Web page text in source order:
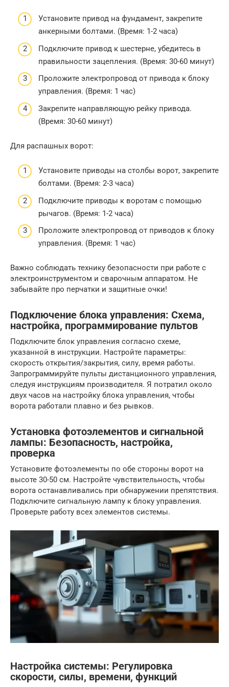
Установите привод на фундамент, закрепите
анкерными болтами. (Время: 1-2 часа)
Подключите привод к шестерне, убедитесь в
правильности зацепления. (Время: 30-60 минут)
Проложите электропровод от привода к блоку
управления. (Время: 1 час)
Закрепите направляющую рейку привода.
(Время: 30-60 минут)
Для распашных ворот:
Установите приводы на столбы ворот, закрепите
болтами. (Время: 2-3 часа)
Подключите приводы к воротам с помощью
рычагов. (Время: 1-2 часа)
Проложите электропровод от приводов к блоку
управления. (Время: 1 час)
Важно соблюдать технику безопасности при работе с
электроинструментом и сварочным аппаратом. Не
забывайте про перчатки и защитные очки!
Подключение блока управления: Схема,
настройка, программирование пультов
Подключите блок управления согласно схеме,
указанной в инструкции. Настройте параметры:
скорость открытия/закрытия, силу, время работы.
Запрограммируйте пульты дистанционного управления,
следуя инструкциям производителя. Я потратил около
двух часов на настройку блока управления, чтобы
ворота работали плавно и без рывков.
Установка фотоэлементов и сигнальной
лампы: Безопасность, настройка,
проверка
Установите фотоэлементы по обе стороны ворот на
высоте 30-50 см. Настройте чувствительность, чтобы
ворота останавливались при обнаружении препятствия.
Подключите сигнальную лампу к блоку управления.
Проверьте работу всех элементов системы.
Настройка системы: Регулировка
скорости, силы, времени, функций